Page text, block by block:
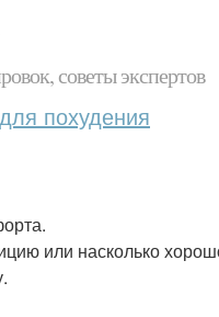
советы экспертов
похудения
или насколько